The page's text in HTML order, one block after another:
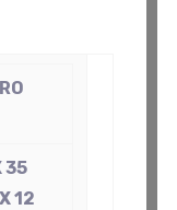
35
12